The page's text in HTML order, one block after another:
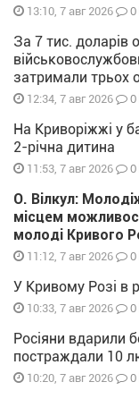
13:10, 7 авг 2026 0
За 7 тис. доларів
затримали трьох
12:34, 7 авг 2026 0
На Криворіжжі у
2-річна дитина
11:53, 7 авг 2026 0
О. Вілкул:
місцем
молоді Кривого
11:12, 7 авг 2026 0
У Кривому Розі в
10:33, 7 авг 2026 0
Росіяни вдарили
постраждали 10
10:20, 7 авг 2026 0